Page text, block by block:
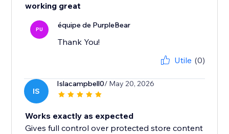
working great
PU équipe de PurpleBear
Thank You!
Utile (0)
IS
Islacampbell0/ May 20, 2026
Works exactly as expected
Gives full control over protected store content